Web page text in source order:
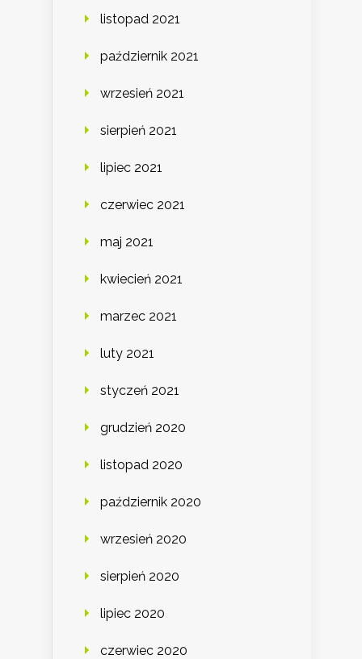
listopad 2021
październik 2021
wrzesień 2021
sierpień 2021
lipiec 2021
czerwiec 2021
maj 2021
kwiecień 2021
marzec 2021
luty 2021
styczeń 2021
grudzień 2020
listopad 2020
październik 2020
wrzesień 2020
sierpień 2020
lipiec 2020
czerwiec 2020